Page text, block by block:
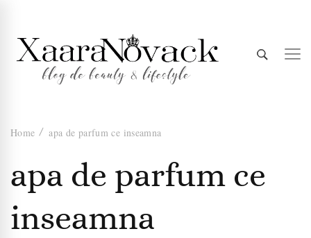
Xaara
Novack
Home apa de parfum ce inseamna
apa de parfum ce
inseamna